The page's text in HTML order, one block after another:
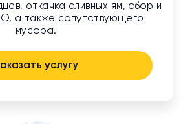
откачка сливных ям, сбор и
а также сопутствующего
мусора.
услугу